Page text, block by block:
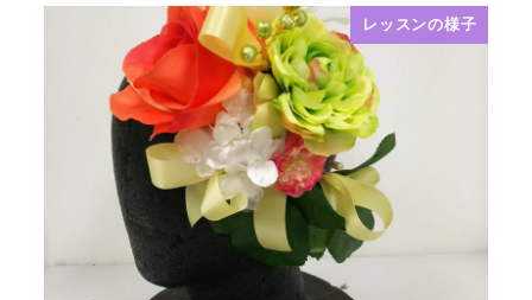
レッスンの様子